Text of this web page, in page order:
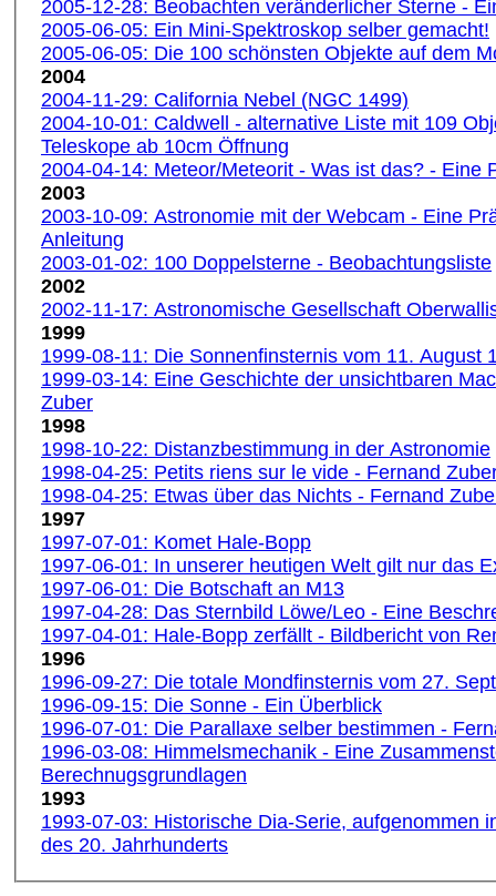
2005-12-28: Beobachten veränderlicher Sterne -
2005-06-05: Ein Mini-Spektroskop selber gemacht!
2005-06-05: Die 100 schönsten Objekte auf dem
2004
2004-11-29: California Nebel (NGC 1499)
2004-10-01: Caldwell - alternative Liste mit 109
Teleskope ab 10cm Öffnung
2004-04-14: Meteor/Meteorit - Was ist das? - Eine
2003
2003-10-09: Astronomie mit der Webcam - Eine
Anleitung
2003-01-02: 100 Doppelsterne - Beobachtungsliste
2002
2002-11-17: Astronomische Gesellschaft
1999
1999-08-11: Die Sonnenfinsternis vom 11. August
1999-03-14: Eine Geschichte der unsichtbaren
Zuber
1998
1998-10-22: Distanzbestimmung in der Astronomie
1998-04-25: Petits riens sur le vide - Fernand
1998-04-25: Etwas über das Nichts - Fernand
1997
1997-07-01: Komet Hale-Bopp
1997-06-01: In unserer heutigen Welt gilt nur das
1997-06-01: Die Botschaft an M13
1997-04-28: Das Sternbild Löwe/Leo - Eine
1997-04-01: Hale-Bopp zerfällt - Bildbericht von
1996
1996-09-27: Die totale Mondfinsternis vom 27.
1996-09-15: Die Sonne - Ein Überblick
1996-07-01: Die Parallaxe selber bestimmen -
1996-03-08: Himmelsmechanik - Eine
Berechnugsgrundlagen
1993
1993-07-03: Historische Dia-Serie, aufgenommen
des 20. Jahrhunderts